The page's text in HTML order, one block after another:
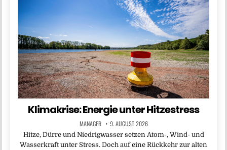
Klimakrise: Energie unter Hitzestress
MANAGER 9. AUGUST 2026
Hitze, Dürre und Niedrigwasser setzen Atom-, Wind- und
Wasserkraft unter Stress. Doch auf eine Rückkehr zur alten